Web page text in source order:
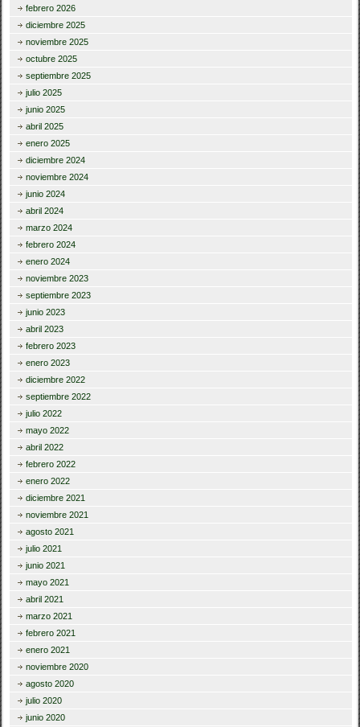
febrero 2026
diciembre 2025
noviembre 2025
octubre 2025
septiembre 2025
julio 2025
junio 2025
abril 2025
enero 2025
diciembre 2024
noviembre 2024
junio 2024
abril 2024
marzo 2024
febrero 2024
enero 2024
noviembre 2023
septiembre 2023
junio 2023
abril 2023
febrero 2023
enero 2023
diciembre 2022
septiembre 2022
julio 2022
mayo 2022
abril 2022
febrero 2022
enero 2022
diciembre 2021
noviembre 2021
agosto 2021
julio 2021
junio 2021
mayo 2021
abril 2021
marzo 2021
febrero 2021
enero 2021
noviembre 2020
agosto 2020
julio 2020
junio 2020